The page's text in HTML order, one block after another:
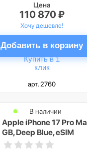
Цена
110 870 ₽
Хочу дешевле!
Добавить в корзину
Купить в 1
клик
арт. 2760
Apple iPhone 17 Pro
GB, Deep Blue, eSIM
В наличии